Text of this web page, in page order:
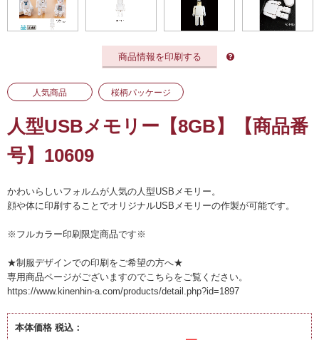
商品情報を印刷する
人気商品 桜柄パッケージ
人型USBメモリー【8GB】【商品番
号】10609
かわいらしいフォルムが人気の人型USBメモリー。
顔や体に印刷することでオリジナルUSBメモリーの作製が可能です。
※フルカラー印刷限定商品です※
★制服デザインでの印刷をご希望の方へ★
専用商品ページがございますのでこちらをご覧ください。
https://www.kinenhin-a.com/products/detail.php?id=1897
本体価格 税込：